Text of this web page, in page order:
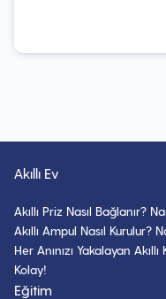
Akıllı Ev
Akıllı Priz Nasıl Bağlanır?
Akıllı Ampul Nasıl Kurulur?
Her Anınızı Yakalayan
Kolay!
Eğitim